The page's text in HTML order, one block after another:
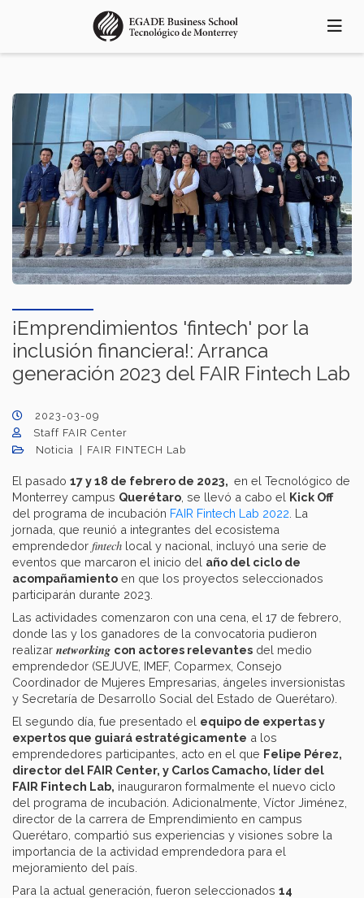
principal
¡Emprendimientos 'fintech' por la
inclusión financiera!: Arranca
generación 2023 del FAIR Fintech Lab
2023-03-09
Staff FAIR Center
Noticia
FAIR FINTECH Lab
El pasado 17 y 18 de febrero de 2023, en el Tecnológico de
Monterrey campus Querétaro , se llevó a cabo el Kick Off
del programa de incubación FAIR Fintech Lab 2022 . La
jornada, que reunió a integrantes del ecosistema
emprendedor fintech local y nacional, incluyó una serie de
eventos que marcaron el inicio del año del ciclo de
acompañamiento en que los proyectos seleccionados
participarán durante 2023.
Las actividades comenzaron con una cena, el 17 de febrero,
donde las y los ganadores de la convocatoria pudieron
realizar networking con actores relevantes del medio
emprendedor (SEJUVE, IMEF, Coparmex, Consejo
Coordinador de Mujeres Empresarias, ángeles inversionistas
y Secretaría de Desarrollo Social del Estado de Querétaro).
El segundo día, fue presentado el equipo de expertas y
expertos que guiará estratégicamente a los
emprendedores participantes, acto en el que Felipe Pérez,
director del FAIR Center, y Carlos Camacho, líder del
FAIR Fintech Lab, inauguraron formalmente el nuevo ciclo
del programa de incubación. Adicionalmente, Víctor Jiménez,
director de la carrera de Emprendimiento en campus
Querétaro, compartió sus experiencias y visiones sobre la
importancia de la actividad emprendedora para el
mejoramiento del país.
Para la actual generación, fueron seleccionados 14